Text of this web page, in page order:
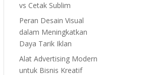
vs Cetak Sublim
Peran Desain Visual
dalam Meningkatkan
Daya Tarik Iklan
Alat Advertising Modern
untuk Bisnis Kreatif